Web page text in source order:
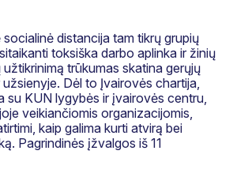
distancija tam tikrų grupių
toksiška darbo aplinka ir žinių
trūkumas skatina gerųjų
Dėl to Įvairovės chartija,
su KUN lygybės ir įvairovės centru,
veikiančiomis organizacijomis,
kaip galima kurti atvirą bei
Pagrindinės įžvalgos iš 11